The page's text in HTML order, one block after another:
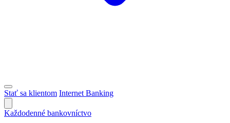
Stať sa klientom Internet Banking
Každodenné bankovníctvo